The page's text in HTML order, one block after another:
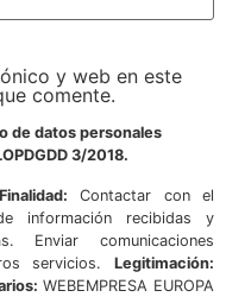
y web en este
comente.
de datos personales
3/2018.
Finalidad: Contactar con el
información recibidas y
Enviar comunicaciones
servicios. Legitimación:
WEBEMPRESA EUROPA